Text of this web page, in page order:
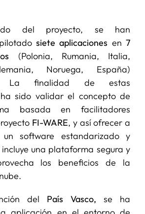
del proyecto, se han
siete aplicaciones en7
(Polonia, Rumania, Italia,
Noruega, España)
La finalidad de estas
ha sido validar el concepto de
basada en facilitadores
FI-WARE, y así ofrecer a
software estandarizado y
una plataforma segura y
los beneficios de la
del País Vasco, se ha